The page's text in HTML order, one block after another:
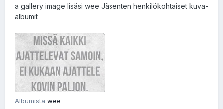
a gallery image lisäsi wee Jäsenten henkilökohtaiset kuva-
albumit
Albumista wee